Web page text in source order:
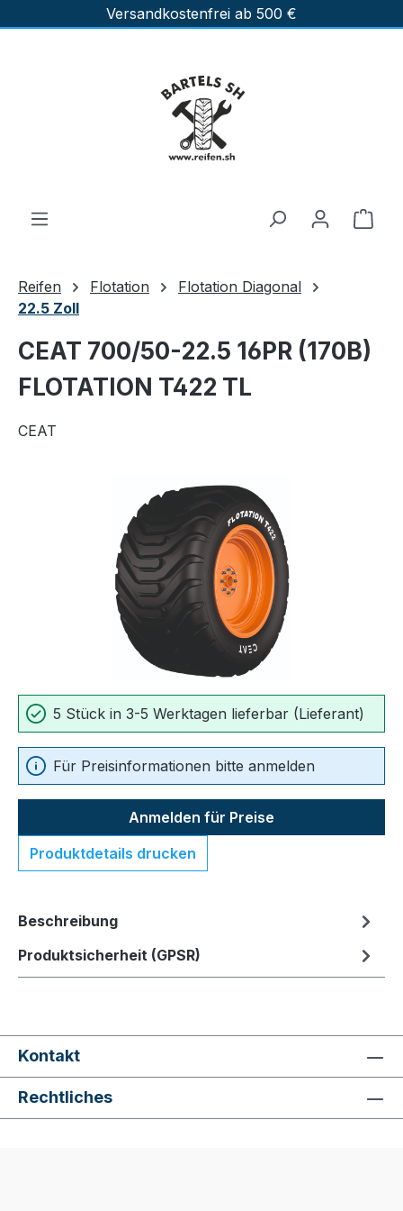
Zum Hauptinhalt springenVersandkostenfrei ab 500 €
Reifen Flotation
Flotation Diagonal
22.5 Zoll
CEAT 700/50-22.5 16PR (170B)
FLOTATION T422 TL
CEAT
Bildergalerie überspringen
5 Stück in 3-5 Werktagen lieferbar (Lieferant)
Für Preisinformationen bitte anmelden
Anmelden für Preise
Produktdetails drucken
Beschreibung
Produktsicherheit (GPSR)
Kontakt
Rechtliches